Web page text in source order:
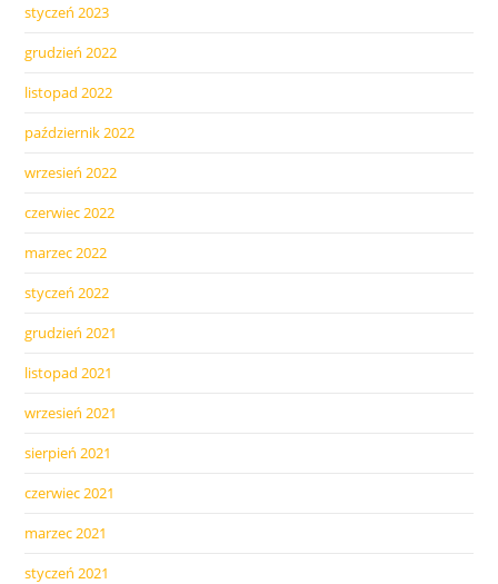
styczeń 2023
grudzień 2022
listopad 2022
październik 2022
wrzesień 2022
czerwiec 2022
marzec 2022
styczeń 2022
grudzień 2021
listopad 2021
wrzesień 2021
sierpień 2021
czerwiec 2021
marzec 2021
styczeń 2021